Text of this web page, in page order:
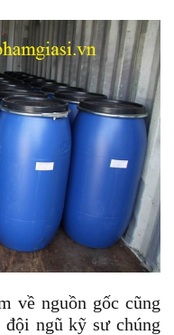
về nguồn gốc cũng
ngũ kỹ sư chúng